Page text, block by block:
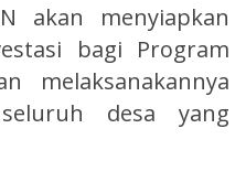
akan menyiapkan
bagi Program
melaksanakannya
desa yang